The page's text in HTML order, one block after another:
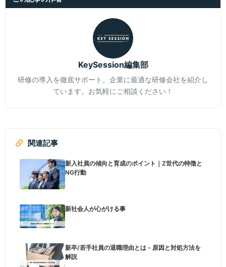
KeySession編集部
研修の導入を徹底サポート。企業に最適な研修会社を紹介し
ています。お気軽にご相談ください！
関連記事
新入社員の傾向と育成のポイント｜Z世代の特徴と
NG行動
新社会人が心がける事
新卒/若手社員の退職理由とは - 原因と対処方法を
解説